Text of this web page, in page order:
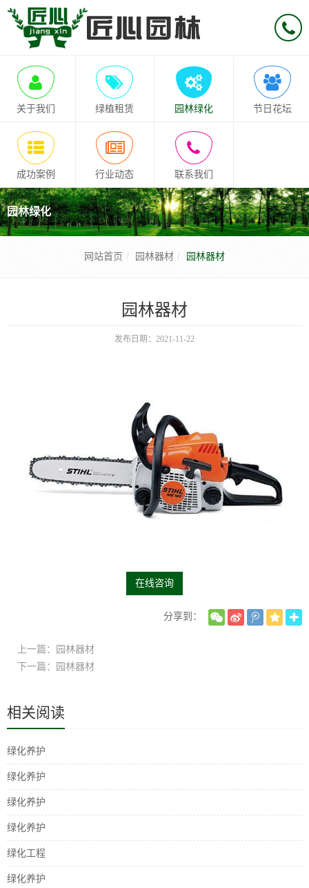
关于我们 绿植租赁 园林绿化 节日花坛
成功案例 行业动态 联系我们
园林绿化
网站首页 园林器材 园林器材
园林器材
发布日期：2021-11-22
在线咨询
分享到：
上一篇：园林器材
下一篇：园林器材
相关阅读
绿化养护
绿化养护
绿化养护
绿化养护
绿化工程
绿化养护